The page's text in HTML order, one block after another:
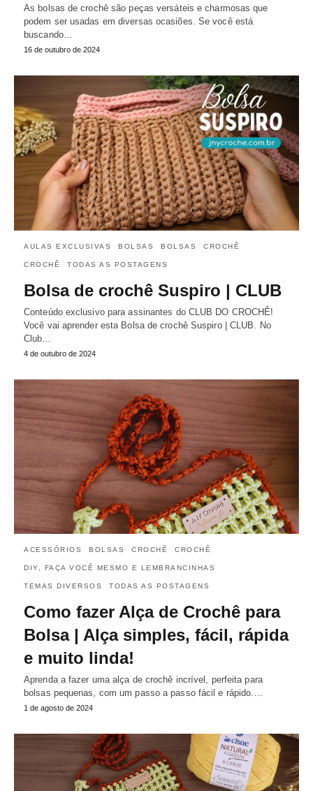
As bolsas de crochê são peças versáteis e charmosas que
podem ser usadas em diversas ocasiões. Se você está
buscando…
16 de outubro de 2024
AULAS EXCLUSIVAS BOLSAS BOLSAS CROCHÊ
CROCHÊ TODAS AS POSTAGENS
Bolsa de crochê Suspiro | CLUB
Conteúdo exclusivo para assinantes do CLUB DO CROCHÊ!
Você vai aprender esta Bolsa de crochê Suspiro | CLUB. No
Club…
4 de outubro de 2024
ACESSÓRIOS BOLSAS CROCHÊ CROCHÊ
DIY, FAÇA VOCÊ MESMO E LEMBRANCINHAS
TEMAS DIVERSOS TODAS AS POSTAGENS
Como fazer Alça de Crochê para
Bolsa | Alça simples, fácil, rápida
e muito linda!
Aprenda a fazer uma alça de crochê incrível, perfeita para
bolsas pequenas, com um passo a passo fácil e rápido.…
1 de agosto de 2024